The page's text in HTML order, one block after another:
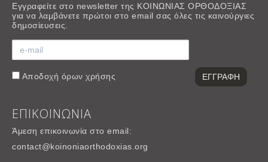
Εγγραφείτε στο newsletter της ΚΟΙΝΩΝΙΑΣ ΟΡΘΟΔΟΞΙΑΣ
για να λαμβάνετε πρώτοι στο email σας όλες τις καινούργιες
δημοσίευσεις.
Αποδοχή όρων χρήσης
ΕΠΙΚΟΙΝΩΝΙΑ
Άμεση επικοινωνία στο email:
contact@koinoniaorthodoxias.org